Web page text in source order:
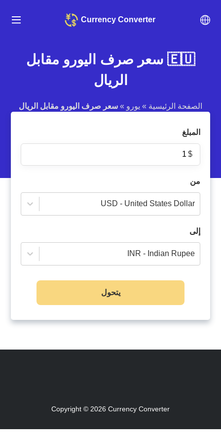
Currency Converter
🇪🇺 سعر صرف اليورو مقابل
الريال
الصفحة الرئيسية » يورو » سعر صرف اليورو مقابل الريال
المبلغ
$
من
USD - United States Dollar
إلى
INR - Indian Rupee
يتحول
Copyright © 2026 Currency Converter